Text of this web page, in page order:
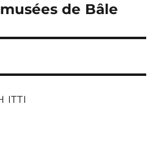
de Bâle
ITTI